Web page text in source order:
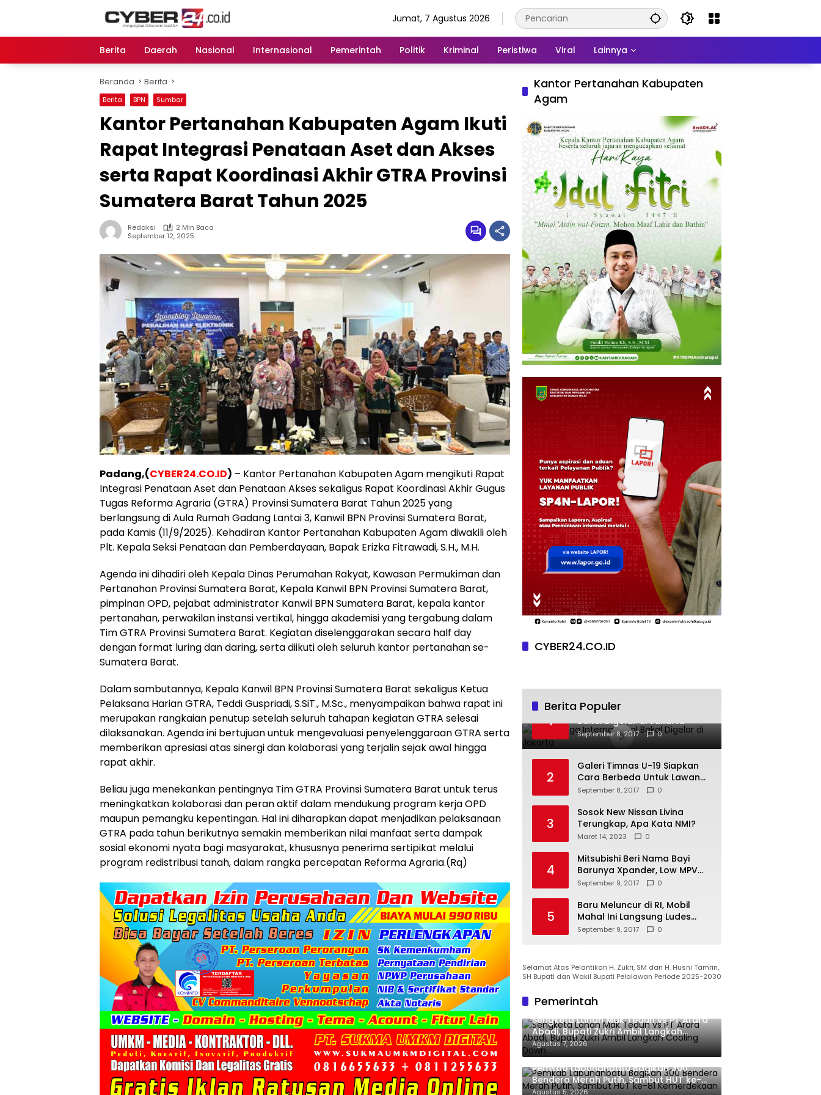
Jumat, 7 Agustus 2026
Berita Daerah Nasional Internasional Pemerintah Politik Kriminal Peristiwa Viral Lainnya
Beranda Berita
Berita BPN Sumbar
Kantor Pertanahan Kabupaten Agam Ikuti
Rapat Integrasi Penataan Aset dan Akses
serta Rapat Koordinasi Akhir GTRA Provinsi
Sumatera Barat Tahun 2025
Redaksi
2 Min Baca
September 12, 2025
Padang,(CYBER24.CO.ID) – Kantor Pertanahan Kabupaten Agam mengikuti Rapat
Integrasi Penataan Aset dan Penataan Akses sekaligus Rapat Koordinasi Akhir Gugus
Tugas Reforma Agraria (GTRA) Provinsi Sumatera Barat Tahun 2025 yang
berlangsung di Aula Rumah Gadang Lantai 3, Kanwil BPN Provinsi Sumatera Barat,
pada Kamis (11/9/2025). Kehadiran Kantor Pertanahan Kabupaten Agam diwakili oleh
Plt. Kepala Seksi Penataan dan Pemberdayaan, Bapak Erizka Fitrawadi, S.H., M.H.
Agenda ini dihadiri oleh Kepala Dinas Perumahan Rakyat, Kawasan Permukiman dan
Pertanahan Provinsi Sumatera Barat, Kepala Kanwil BPN Provinsi Sumatera Barat,
pimpinan OPD, pejabat administrator Kanwil BPN Sumatera Barat, kepala kantor
pertanahan, perwakilan instansi vertikal, hingga akademisi yang tergabung dalam
Tim GTRA Provinsi Sumatera Barat. Kegiatan diselenggarakan secara half day
dengan format luring dan daring, serta diikuti oleh seluruh kantor pertanahan se-
Sumatera Barat.
Dalam sambutannya, Kepala Kanwil BPN Provinsi Sumatera Barat sekaligus Ketua
Pelaksana Harian GTRA, Teddi Guspriadi, S.SiT., M.Sc., menyampaikan bahwa rapat ini
merupakan rangkaian penutup setelah seluruh tahapan kegiatan GTRA selesai
dilaksanakan. Agenda ini bertujuan untuk mengevaluasi penyelenggaraan GTRA serta
memberikan apresiasi atas sinergi dan kolaborasi yang terjalin sejak awal hingga
rapat akhir.
Beliau juga menekankan pentingnya Tim GTRA Provinsi Sumatera Barat untuk terus
meningkatkan kolaborasi dan peran aktif dalam mendukung program kerja OPD
maupun pemangku kepentingan. Hal ini diharapkan dapat menjadikan pelaksanaan
GTRA pada tahun berikutnya semakin memberikan nilai manfaat serta dampak
sosial ekonomi nyata bagi masyarakat, khususnya penerima sertipikat melalui
program redistribusi tanah, dalam rangka percepatan Reforma Agraria.(Rq)
Kantor Pertanahan Kabupaten
Agam
CYBER24.CO.ID
Berita Populer
1
Pesta Yoga Internasional
Bakal Digelar di Jakarta
September 8, 2017 0
2
Galeri Timnas U-19 Siapkan
Cara Berbeda Untuk Lawan
Vietnam
September 8, 2017 0
3
Sosok New Nissan Livina
Terungkap, Apa Kata NMI?
Maret 14, 2023 0
4
Mitsubishi Beri Nama Bayi
Barunya Xpander, Low MPV
Pesaing Avanza cs
September 9, 2017 0
5
Baru Meluncur di RI, Mobil
Mahal Ini Langsung Ludes
Terjual
September 9, 2017 0
Selamat Atas Pelantikan H. Zukri, SM dan H. Husni Tamrin,
SH Bupati dan Wakil Bupati Pelalawan Periode 2025-2030
Pemerintah
Sengketa Lahan Mak Teduh vs PT Arara
Abadi, Bupati Zukri Ambil Langkah
Cooling Down
Agustus 7, 2026
Pemkab Labuhanbatu Bagikan 300
Bendera Merah Putih, Sambut HUT ke-81
Kemerdekaan RI
Agustus 5, 2026